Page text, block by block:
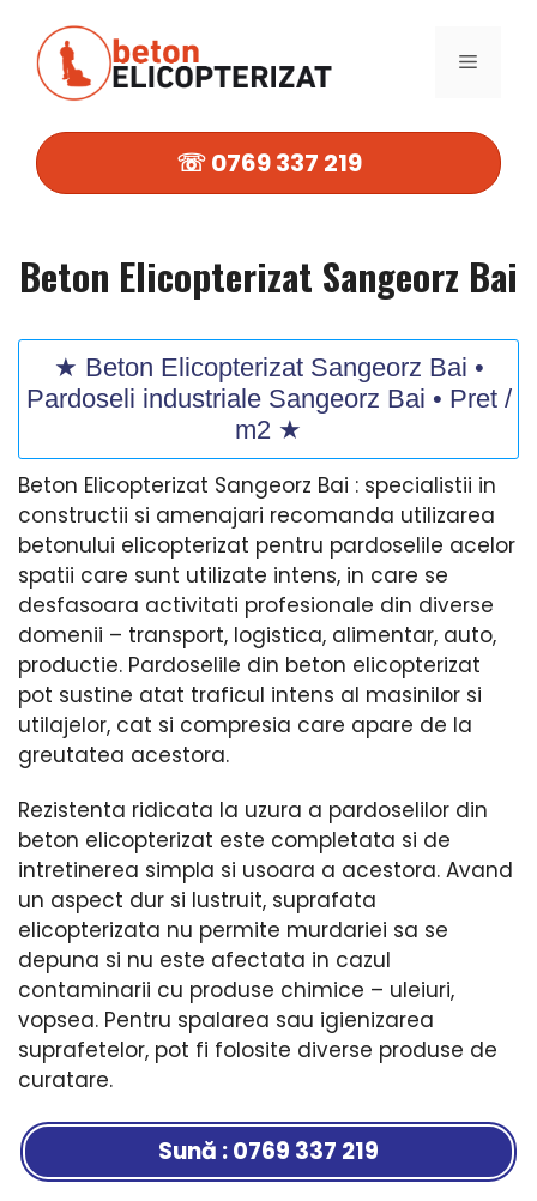
conținut
MENIU
☏ 0769 337 219
Beton Elicopterizat Sangeorz Bai
★ Beton Elicopterizat Sangeorz Bai •
Pardoseli industriale Sangeorz Bai • Pret /
m2 ★
Beton Elicopterizat Sangeorz Bai : specialistii in
constructii si amenajari recomanda utilizarea
betonului elicopterizat pentru pardoselile acelor
spatii care sunt utilizate intens, in care se
desfasoara activitati profesionale din diverse
domenii – transport, logistica, alimentar, auto,
productie. Pardoselile din beton elicopterizat
pot sustine atat traficul intens al masinilor si
utilajelor, cat si compresia care apare de la
greutatea acestora.
Rezistenta ridicata la uzura a pardoselilor din
beton elicopterizat este completata si de
intretinerea simpla si usoara a acestora. Avand
un aspect dur si lustruit, suprafata
elicopterizata nu permite murdariei sa se
depuna si nu este afectata in cazul
contaminarii cu produse chimice – uleiuri,
vopsea. Pentru spalarea sau igienizarea
suprafetelor, pot fi folosite diverse produse de
curatare.
Sună : 0769 337 219